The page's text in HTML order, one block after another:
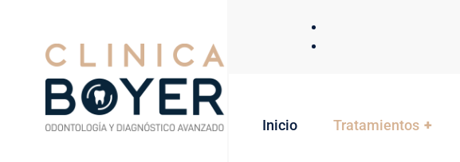
Inicio Tratamientos +